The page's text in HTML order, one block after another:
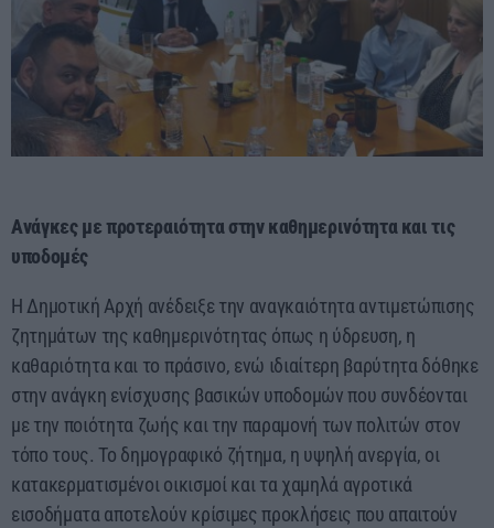
Ανάγκες με προτεραιότητα στην καθημερινότητα και τις
υποδομές
Η Δημοτική Αρχή ανέδειξε την αναγκαιότητα αντιμετώπισης
ζητημάτων της καθημερινότητας όπως η ύδρευση, η
καθαριότητα και το πράσινο, ενώ ιδιαίτερη βαρύτητα δόθηκε
στην ανάγκη ενίσχυσης βασικών υποδομών που συνδέονται
με την ποιότητα ζωής και την παραμονή των πολιτών στον
τόπο τους. Το δημογραφικό ζήτημα, η υψηλή ανεργία, οι
κατακερματισμένοι οικισμοί και τα χαμηλά αγροτικά
εισοδήματα αποτελούν κρίσιμες προκλήσεις που απαιτούν